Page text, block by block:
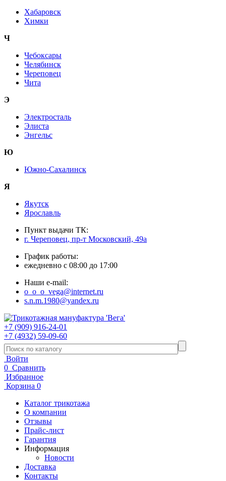
Хабаровск
Химки
Ч
Чебоксары
Челябинск
Череповец
Чита
Э
Электросталь
Элиста
Энгельс
Ю
Южно-Сахалинск
Я
Якутск
Ярославль
Пункт выдачи ТК:
г. Череповец, пр-т Московский, 49а
График работы:
ежедневно с 08:00 до 17:00
Наши e-mail:
o_o_o_vega@internet.ru
s.n.m.1980@yandex.ru
+7 (909) 916-24-01
+7 (4932) 59-09-60
Войти
0 Сравнить
Избранное
Корзина 0
Каталог трикотажа
О компании
Отзывы
Прайс-лист
Гарантия
Информация
Новости
Доставка
Контакты